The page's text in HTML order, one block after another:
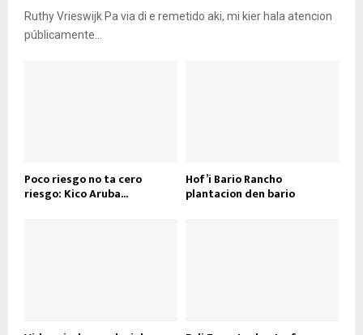
Ruthy Vrieswijk Pa via di e remetido aki, mi kier hala atencion
públicamente...
Poco riesgo no ta cero
riesgo: Kico Aruba...
Hof’i Bario Rancho
plantacion den bario